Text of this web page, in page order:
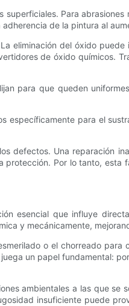
Para
de la pintura al
eliminación del óxido
de óxido químicos.
para que queden
específicamente para el
defectos. Una reparación
Por lo tanto,
esencial que influye
y mecánicamente,
o el chorreado
un papel fundamental:
ambientales a las que se
insuficiente puede